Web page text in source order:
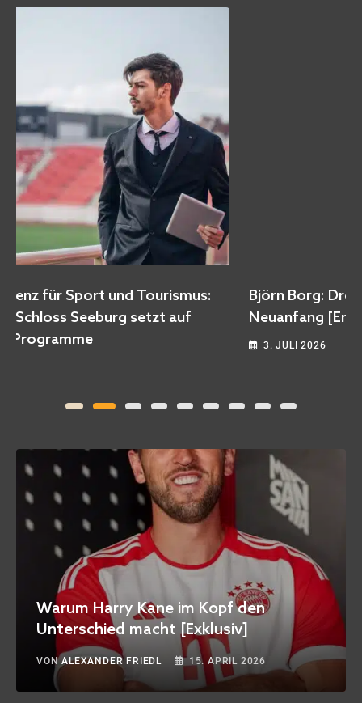
Björn Borg: Drogen, Zusammenbruch und ein
Neuanfang [Empfehlung]
3. JULI 2026
Warum Harry Kane im Kopf den
Unterschied macht [Exklusiv]
VONALEXANDER FRIEDL 15. APRIL 2026